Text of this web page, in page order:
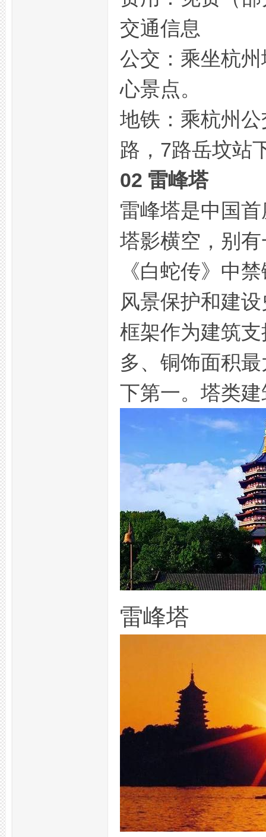
交通信息
公交：乘坐杭
心景点。
地铁：乘杭州
路，7路岳坟站
02 雷峰塔
雷峰塔是中国
塔影横空，别
《白蛇传》中
风景保护和建
框架作为建筑
多、铜饰面积
下第一。塔类
雷峰塔